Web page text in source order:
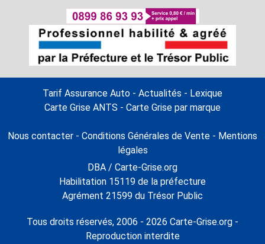
Tarif Assurance Auto - Actualités - Lexique
Carte Grise ANTS - Carte Grise par marque
Nous contacter - Conditions Générales de Vente - Mentions
légales
DBA / Carte-Grise.org
Habilitation 15119 de la préfecture
Agrément 21599 du Trésor Public
Tous droits réservés, 2006 - 2026 Carte-Grise.org -
Reproduction interdite